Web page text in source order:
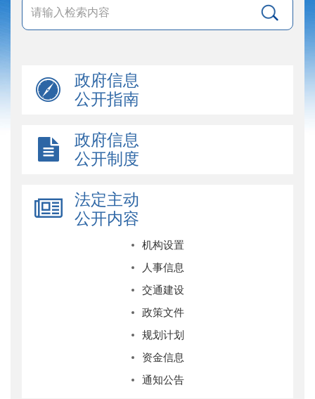
政府信息
公开指南
政府信息
公开制度
法定主动
公开内容
机构设置
人事信息
交通建设
政策文件
规划计划
资金信息
通知公告